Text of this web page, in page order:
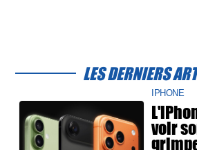
LES DERNIERS
IPHONE
voir